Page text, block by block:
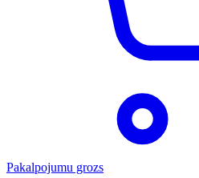
Pakalpojumu grozs